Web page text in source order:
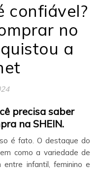
confiável?
no
a
precisa saber
na SHEIN.
como a variedade de
infantil, feminino e